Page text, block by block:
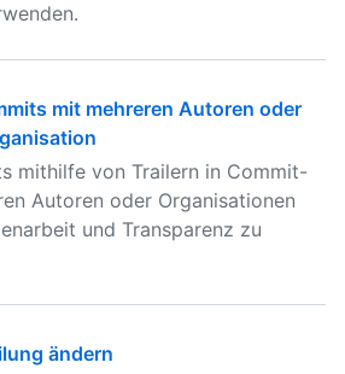
mit mehreren Autoren oder
mithilfe von Trailern in Commit-
Autoren oder Organisationen
und Transparenz zu
ändern